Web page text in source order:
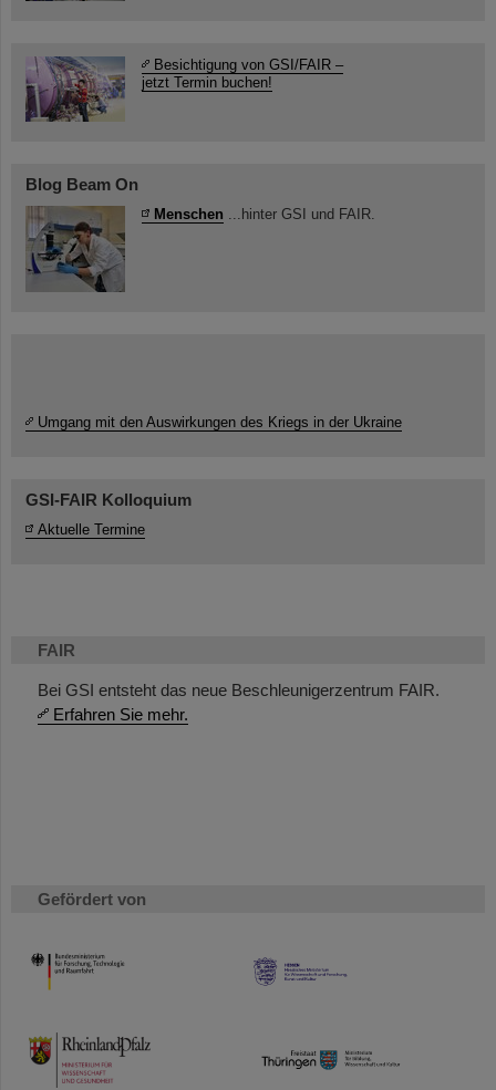
FAIR
Bei GSI entsteht das neue Beschleunigerzentrum FAIR.
Erfahren Sie mehr.
Gefördert von
HMWK
TMWWDG
Besichtigung von GSI/FAIR –
jetzt Termin buchen!
Blog Beam On
Menschen ...hinter GSI und FAIR.
Umgang mit den Auswirkungen des Kriegs in der Ukraine
GSI-FAIR Kolloquium
Aktuelle Termine